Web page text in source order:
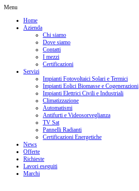
Menu
Home
Azienda
Chi siamo
Dove siamo
Contatti
I mezzi
Certificazioni
Servizi
Impianti Fotovoltaici Solari e Termici
Impianti Eolici Biomasse e Cogenerazioni
Impianti Elettrici Civili e Industriali
Climatizzazione
Automatismi
Antifurti e Videosorveglianza
TV Sat
Pannelli Radianti
Certificazioni Energetiche
News
Offerte
Richieste
Lavori eseguiti
Marchi